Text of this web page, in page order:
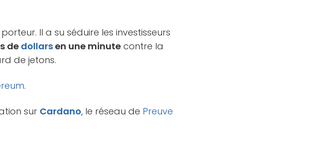
Il a su séduire les investisseurs
dedollarsen une minute contre la
de jetons.
.
sur Cardano, le réseau de Preuve